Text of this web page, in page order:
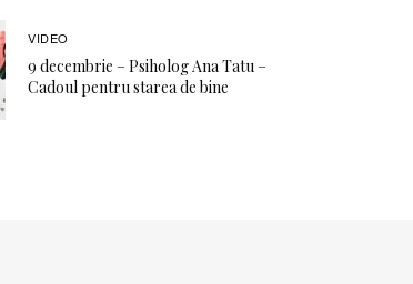
VIDEO
9 decembrie – Psiholog Ana Tatu –
Cadoul pentru starea de bine